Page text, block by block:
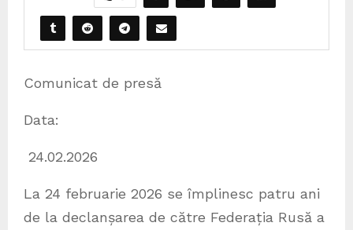
Comunicat de presă
Data:
24.02.2026
La 24 februarie 2026 se împlinesc patru ani
de la declanșarea de către Federația Rusă a